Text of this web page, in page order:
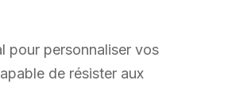
pour personnaliser vos
de résister aux